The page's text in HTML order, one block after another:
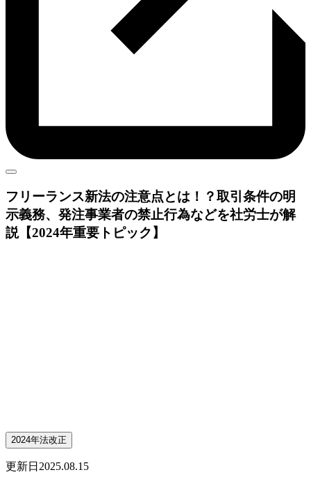
フリーランス新法の注意点とは！？取引条件の明
示義務、発注事業者の禁止行為などを社労士が解
説【2024年重要トピック】
2024年法改正
更新日 2025.08.15